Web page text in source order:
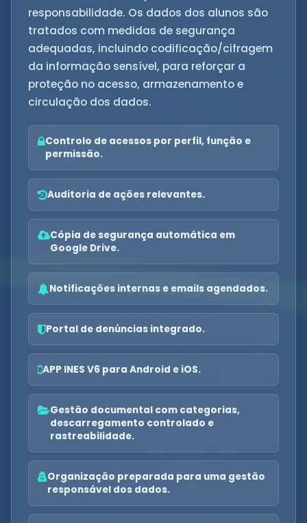
responsabilidade. Os dados dos alunos são
tratados com medidas de segurança
adequadas, incluindo codificação/cifragem
da informação sensível, para reforçar a
proteção no acesso, armazenamento e
circulação dos dados.
Controlo de acessos por perfil, função e
permissão.
Auditoria de ações relevantes.
Cópia de segurança automática em
Google Drive.
Notificações internas e emails agendados.
Portal de denúncias integrado.
APP INES V6 para Android e iOS.
Gestão documental com categorias,
descarregamento controlado e
rastreabilidade.
Organização preparada para uma gestão
responsável dos dados.